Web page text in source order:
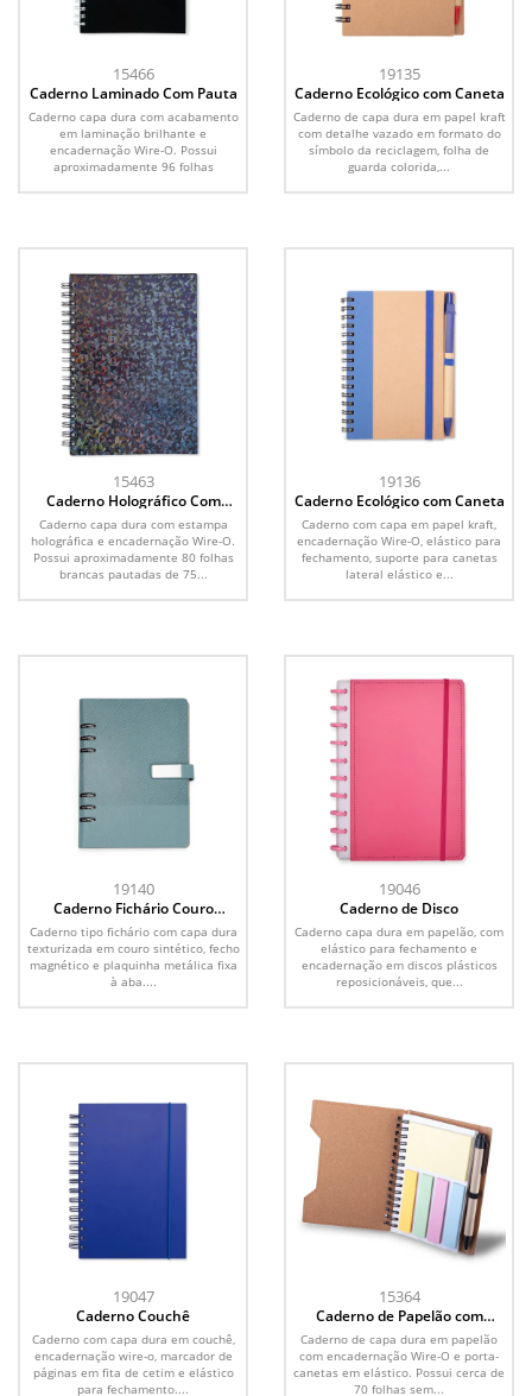
15466
Caderno Laminado Com Pauta
Caderno capa dura com acabamento
em laminação brilhante e
encadernação Wire-O. Possui
aproximadamente 96 folhas
19135
Caderno Ecológico com Caneta
Caderno de capa dura em papel kraft
com detalhe vazado em formato do
símbolo da reciclagem, folha de
guarda colorida,...
15463
Caderno Holográfico Com
Pauta
Caderno capa dura com estampa
holográfica e encadernação Wire-O.
Possui aproximadamente 80 folhas
brancas pautadas de 75...
19136
Caderno Ecológico com Caneta
Caderno com capa em papel kraft,
encadernação Wire-O, elástico para
fechamento, suporte para canetas
lateral elástico e...
19140
Caderno Fichário Couro
Sintético
Caderno tipo fichário com capa dura
texturizada em couro sintético, fecho
magnético e plaquinha metálica fixa
à aba....
19046
Caderno de Disco
Caderno capa dura em papelão, com
elástico para fechamento e
encadernação em discos plásticos
reposicionáveis, que...
19047
Caderno Couchê
Caderno com capa dura em couchê,
encadernação wire-o, marcador de
páginas em fita de cetim e elástico
para fechamento....
15364
Caderno de Papelão com
Caneta
Caderno de capa dura em papelão
com encadernação Wire-O e porta-
canetas em elástico. Possui cerca de
70 folhas sem...